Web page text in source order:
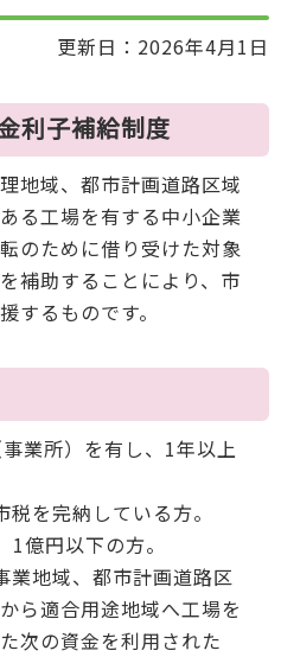
更新日：2026年4月1日
利子補給制度
地域、都市計画道路区域
る工場を有する中小企業
のために借り受けた対象
補助することにより、市
するものです。
業所）を有し、1年以上
を完納している方。
億円以下の方。
業地域、都市計画道路区
ら適合用途地域へ工場を
次の資金を利用された